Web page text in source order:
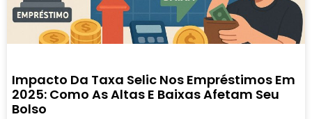
Impacto Da Taxa Selic Nos Empréstimos Em
2025: Como As Altas E Baixas Afetam Seu
Bolso